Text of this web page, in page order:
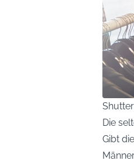
Die
Gibt